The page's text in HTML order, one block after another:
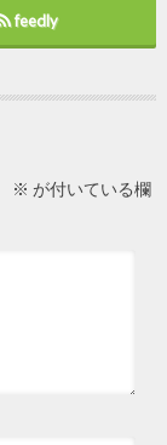
feedly
※ が付いている欄